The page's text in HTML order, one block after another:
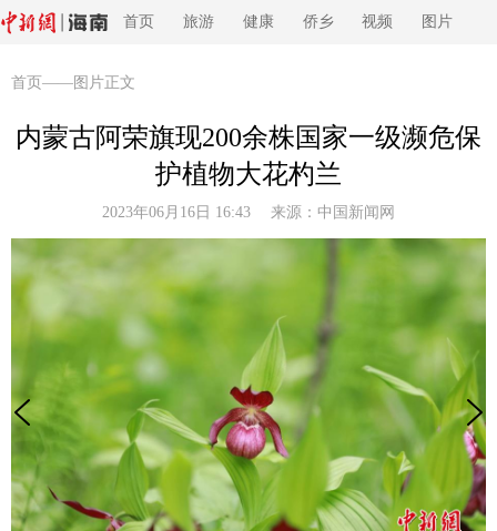
首页 旅游 健康 侨乡 视频 图片
首页 ——图片正文
内蒙古阿荣旗现200余株国家一级濒危保
护植物大花杓兰
2023年06月16日 16:43 来源： 中国新闻网